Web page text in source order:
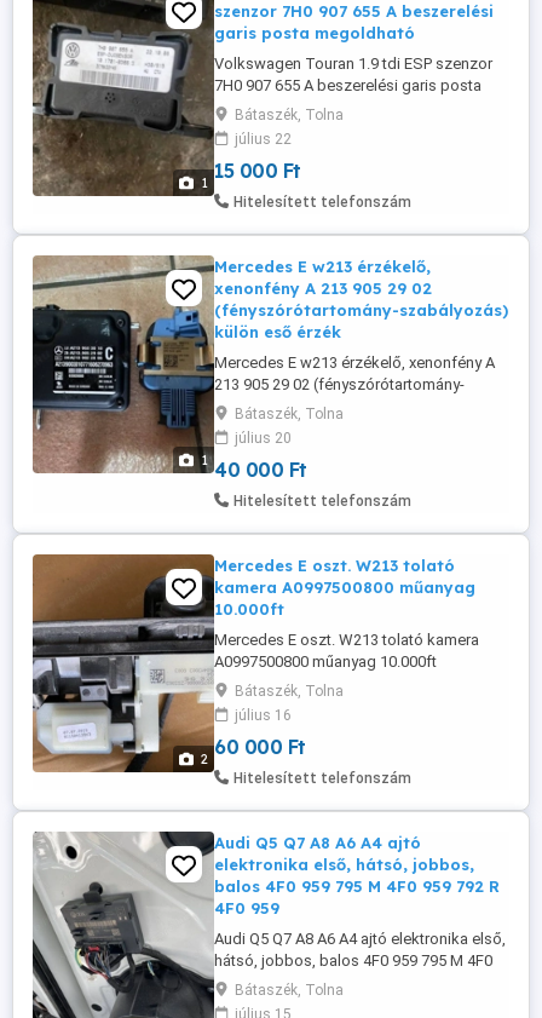
1
szenzor 7H0 907 655 A beszerelési
garis posta megoldható
Volkswagen Touran 1.9 tdi ESP szenzor
7H0 907 655 A beszerelési garis posta
megoldható kizárólag telefonon
érdeklődjön
Bátaszék, Tolna
július 22
15 000 Ft
Hitelesített telefonszám
1
Mercedes E w213 érzékelő,
xenonfény A 213 905 29 02
(fényszórótartomány-szabályozás)
külön eső érzék
Mercedes E w213 érzékelő, xenonfény A
213 905 29 02 (fényszórótartomány-
szabályozás) külön eső érzékelő szenzor
posta megoldható
Bátaszék, Tolna
július 20
40 000 Ft
Hitelesített telefonszám
2
Mercedes E oszt. W213 tolató
kamera A0997500800 műanyag
10.000ft
Mercedes E oszt. W213 tolató kamera
A0997500800 műanyag 10.000ft
Bátaszék, Tolna
július 16
60 000 Ft
Hitelesített telefonszám
Audi Q5 Q7 A8 A6 A4 ajtó
elektronika első, hátsó, jobbos,
balos 4F0 959 795 M 4F0 959 792 R
4F0 959
Audi Q5 Q7 A8 A6 A4 ajtó elektronika első,
hátsó, jobbos, balos 4F0 959 795 M 4F0
959 792 R 4F0 959 793 R 4F0 959 795 M ÁR
DB
Bátaszék, Tolna
július 15